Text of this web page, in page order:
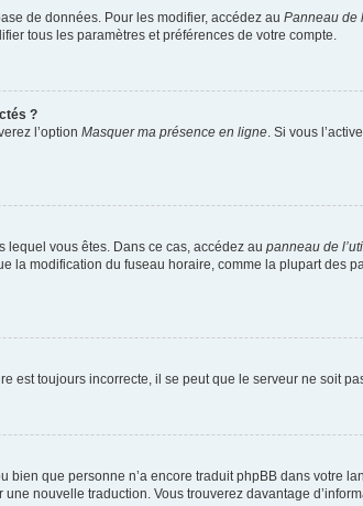
de données. Pour les modifier, accédez au Panneau de
tous les paramètres et préférences de votre compte.
?
l’option Masquer ma présence en ligne. Si vous
lequel vous êtes. Dans ce cas, accédez au panneau de
la modification du fuseau horaire, comme la plupart des
est toujours incorrecte, il se peut que le serveur ne soit
bien que personne n’a encore traduit phpBB dans votre
nouvelle traduction. Vous trouverez davantage